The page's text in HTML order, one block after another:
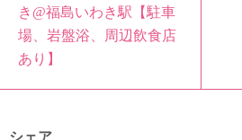
き@福島いわき駅【駐車
場、岩盤浴、周辺飲食店
あり】